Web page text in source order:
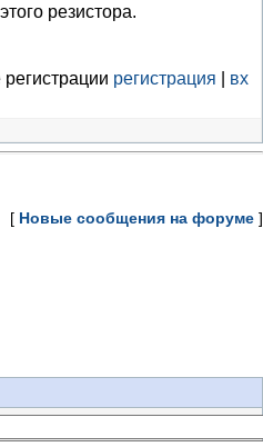
резистора.
регистрация
вх
[ Новые сообщения на форуме ]